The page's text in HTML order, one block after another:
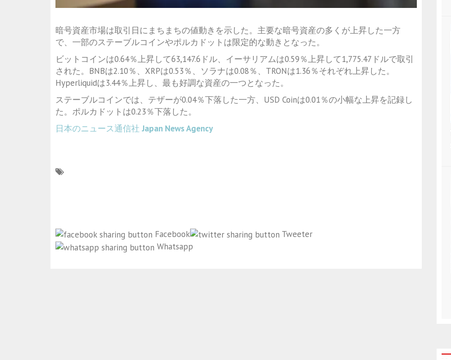
暗号資産市場は取引日にまちまちの値動きを示した。主要な暗号資産の多くが上昇した一方
で、一部のステーブルコインやポルカドットは限定的な動きとなった。
ビットコインは0.64％上昇して63,147.6ドル、イーサリアムは0.59％上昇して1,775.47ドルで取引
された。BNBは2.10％、XRPは0.53％、ソラナは0.08％、TRONは1.36％それぞれ上昇した。
Hyperliquidは3.44％上昇し、最も好調な資産の一つとなった。
ステーブルコインでは、テザーが0.04％下落した一方、USD Coinは0.01％の小幅な上昇を記録し
た。ポルカドットは0.23％下落した。
日本のニュース通信社 Japan News Agency
Facebook
Tweeter
Whatsapp